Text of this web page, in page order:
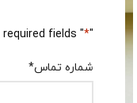
"
*
" indicates required fields
شماره تماس*